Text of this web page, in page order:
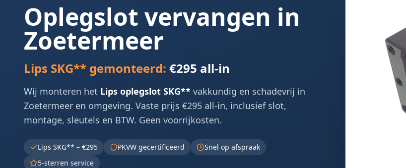
Oplegslot vervangen in
Zoetermeer
Lips SKG** gemonteerd: €295 all-in
Wij monteren het Lips oplegslot SKG** vakkundig en schadevrij in
Zoetermeer en omgeving. Vaste prijs €295 all-in, inclusief slot,
montage, sleutels en BTW. Geen voorrijkosten.
Lips SKG** – €295 PKVW gecertificeerd
Snel op afspraak
5-sterren service